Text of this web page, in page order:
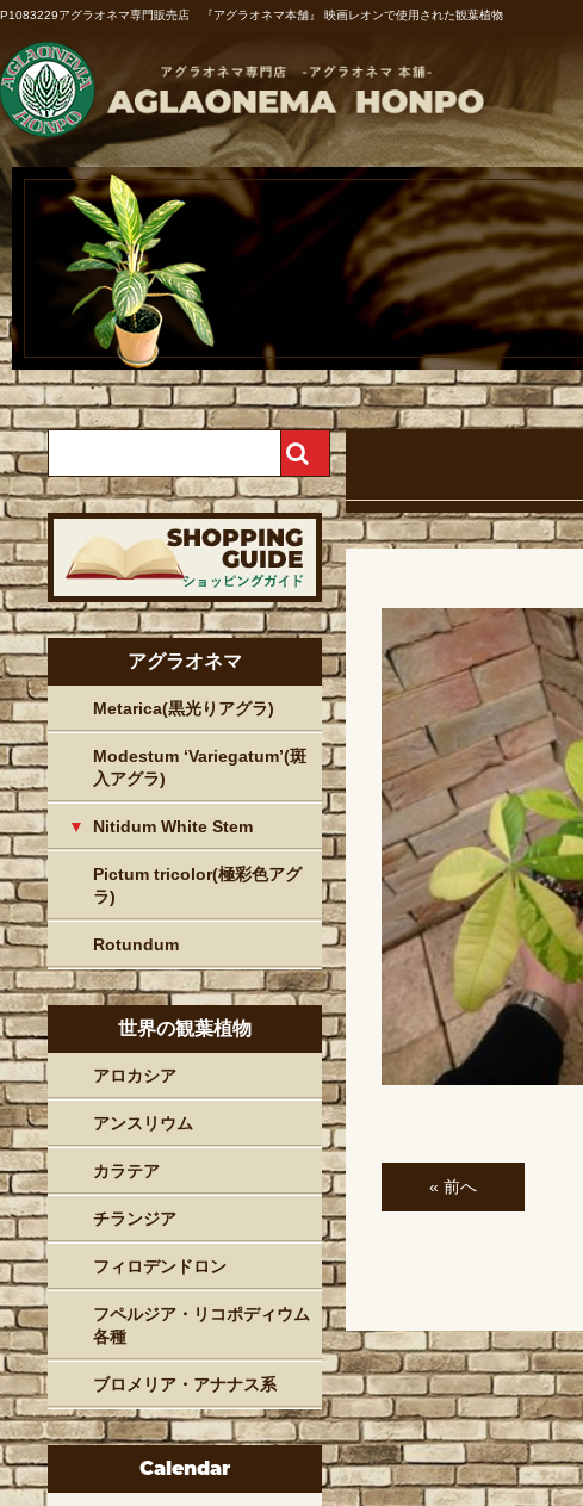
P1083229アグラオネマ専門販売店 『アグラオネマ本舗』 映画レオンで使用された観葉植物
« 前へ
アグラオネマ
Metarica(黒光りアグラ)
Modestum ‘Variegatum’(斑
入アグラ)
Nitidum White Stem
Pictum tricolor(極彩色アグ
ラ)
Rotundum
世界の観葉植物
アロカシア
アンスリウム
カラテア
チランジア
フィロデンドロン
フペルジア・リコポディウム
各種
ブロメリア・アナナス系
Calendar